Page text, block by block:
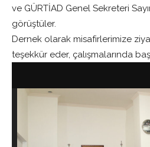
ve GÜRTİAD Genel Sekreteri
görüştüler.
Dernek olarak misafirlerimize
teşekkür eder, çalışmalarında